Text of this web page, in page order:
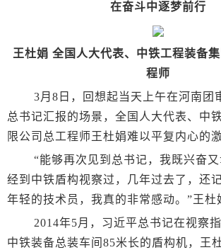
在奋斗中逐梦前行
王杜娟 全国人大代表、中铁工程装备
程师
3月8日，回想起当天上午在河南团
总书记汇报的场景，全国人大代表、中
限公司总工程师王杜娟难以平复内心的激
“能够再次见到总书记，我既兴奋
经到中铁盾构视察过，几年过去了，还
年轻的技术员，我真的非常感动。”王杜
2014年5月，习近平总书记在视察
中铁装备总装车间85米长的盾构机，王